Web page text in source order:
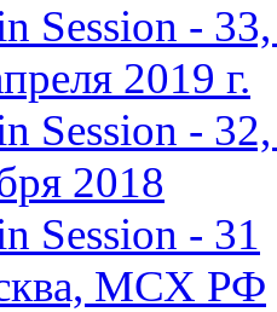
Session -
2019 г.
Session -
2018
Session - 31
МСХ РФ